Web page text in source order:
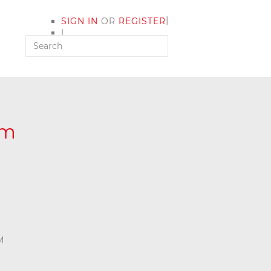
SIGN IN OR REGISTER
|
MY ACCOUNT
|